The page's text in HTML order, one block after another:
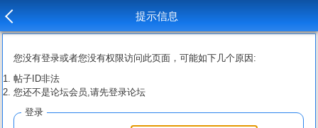
提示信息
您没有登录或者您没有权限访问此页面，可能如下几个原因:
帖子ID非法
您还不是论坛会员,请先登录论坛
登录